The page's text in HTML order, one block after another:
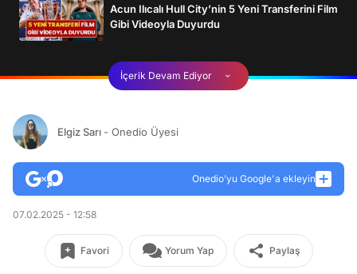
Acun Ilıcalı Hull City’nin 5 Yeni Transferini Film
Gibi Videoyla Duyurdu
İçerik Devam Ediyor
Elgiz Sarı - Onedio Üyesi
Onedio’yu Google'a ekleyin
07.02.2025 - 12:58
Favori Yorum Yap Paylaş